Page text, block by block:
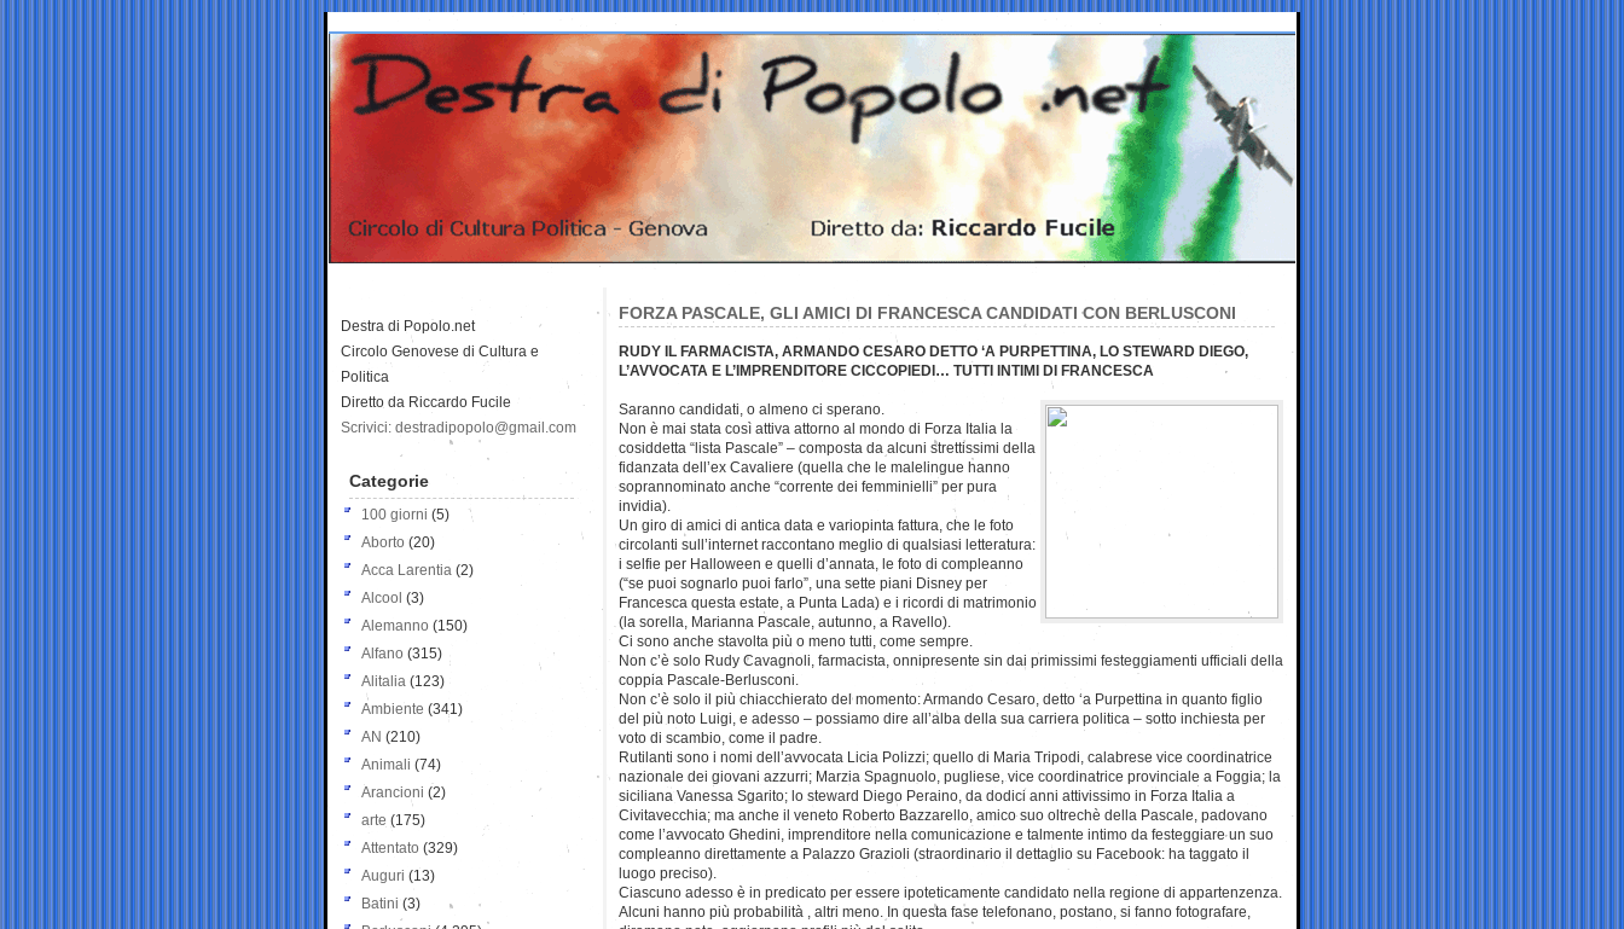
FORZA PASCALE, GLI AMICI DI FRANCESCA CANDIDATI CON BERLUSCONI
RUDY IL FARMACISTA, ARMANDO CESARO DETTO ‘A PURPETTINA, LO STEWARD DIEGO,
L’AVVOCATA E L’IMPRENDITORE CICCOPIEDI… TUTTI INTIMI DI FRANCESCA
Saranno candidati, o almeno ci sperano.
Non è mai stata così attiva attorno al mondo di Forza Italia la
cosiddetta “lista Pascale” – composta da alcuni strettissimi della
fidanzata dell’ex Cavaliere (quella che le malelingue hanno
soprannominato anche “corrente dei femminielli” per pura
invidia).
Un giro di amici di antica data e variopinta fattura, che le foto
circolanti sull’internet raccontano meglio di qualsiasi letteratura:
i selfie per Halloween e quelli d’annata, le foto di compleanno
(“se puoi sognarlo puoi farlo”, una sette piani Disney per
Francesca questa estate, a Punta Lada) e i ricordi di matrimonio
(la sorella, Marianna Pascale, autunno, a Ravello).
Ci sono anche stavolta più o meno tutti, come sempre.
Non c’è solo Rudy Cavagnoli, farmacista, onnipresente sin dai primissimi festeggiamenti ufficiali della
coppia Pascale-Berlusconi.
Non c’è solo il più chiacchierato del momento: Armando Cesaro, detto ‘a Purpettina in quanto figlio
del più noto Luigi, e adesso – possiamo dire all’alba della sua carriera politica – sotto inchiesta per
voto di scambio, come il padre.
Rutilanti sono i nomi dell’avvocata Licia Polizzi; quello di Maria Tripodi, calabrese vice coordinatrice
nazionale dei giovani azzurri; Marzia Spagnuolo, pugliese, vice coordinatrice provinciale a Foggia; la
siciliana Vanessa Sgarito; lo steward Diego Peraino, da dodici anni attivissimo in Forza Italia a
Civitavecchia; ma anche il veneto Roberto Bazzarello, amico suo oltrechè della Pascale, padovano
come l’avvocato Ghedini, imprenditore nella comunicazione e talmente intimo da festeggiare un suo
compleanno direttamente a Palazzo Grazioli (straordinario il dettaglio su Facebook: ha taggato il
luogo preciso).
Ciascuno adesso è in predicato per essere ipoteticamente candidato nella regione di appartenzenza.
Alcuni hanno più probabilità , altri meno. In questa fase telefonano, postano, si fanno fotografare,
Destra di Popolo.net
Circolo Genovese di Cultura e
Politica
Diretto da Riccardo Fucile
Scrivici: destradipopolo@gmail.com
Categorie
100 giorni (5)
Aborto (20)
Acca Larentia (2)
Alcool (3)
Alemanno (150)
Alfano (315)
Alitalia (123)
Ambiente (341)
AN (210)
Animali (74)
Arancioni (2)
arte (175)
Attentato (329)
Auguri (13)
Batini (3)